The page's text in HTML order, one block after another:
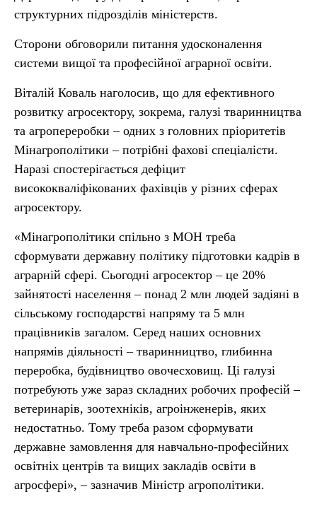
структурних підрозділів міністерств.
Сторони обговорили питання удосконалення
системи вищої та професійної аграрної освіти.
Віталій Коваль наголосив, що для ефективного
розвитку агросектору, зокрема, галузі тваринництва
та агропереробки – одних з головних пріоритетів
Мінагрополітики – потрібні фахові спеціалісти.
Наразі спостерігається дефіцит
висококваліфікованих фахівців у різних сферах
агросектору.
«Мінагрополітики спільно з МОН треба
сформувати державну політику підготовки кадрів в
аграрній сфері. Сьогодні агросектор – це 20%
зайнятості населення – понад 2 млн людей задіяні в
сільському господарстві напряму та 5 млн
працівників загалом. Серед наших основних
напрямів діяльності – тваринництво, глибинна
переробка, будівництво овочесховищ. Ці галузі
потребують уже зараз складних робочих професій –
ветеринарів, зоотехніків, агроінженерів, яких
недостатньо. Тому треба разом сформувати
державне замовлення для навчально-професійних
освітніх центрів та вищих закладів освіти в
агросфері», – зазначив Міністр агрополітики.